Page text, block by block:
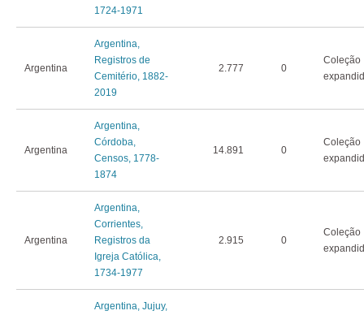
1724-1971
Argentina
Argentina,
Registros de
Cemitério, 1882-
2019
2.777 0
Coleção
Argentina
Argentina,
Córdoba,
Censos, 1778-
1874
14.891 0
Coleção
Argentina
Argentina,
Corrientes,
Registros da
Igreja Católica,
1734-1977
2.915 0
Coleção
Argentina, Jujuy,